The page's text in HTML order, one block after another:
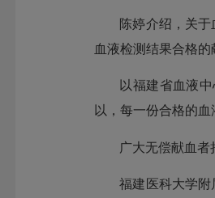
陈婷介绍，关
血液检测结果合格
以福建省血液
以，每一份合格的
广大无偿献血者
福建医科大学